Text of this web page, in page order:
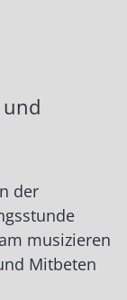
der
musizieren
Mitbeten